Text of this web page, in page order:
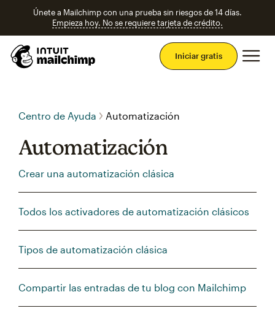
Únete a Mailchimp con una prueba sin riesgos de 14 días.
Empieza hoy. No se requiere tarjeta de crédito.
Iniciar gratis
Centro de Ayuda Automatización
Automatización
Crear una automatización clásica
Todos los activadores de automatización clásicos
Tipos de automatización clásica
Compartir las entradas de tu blog con Mailchimp